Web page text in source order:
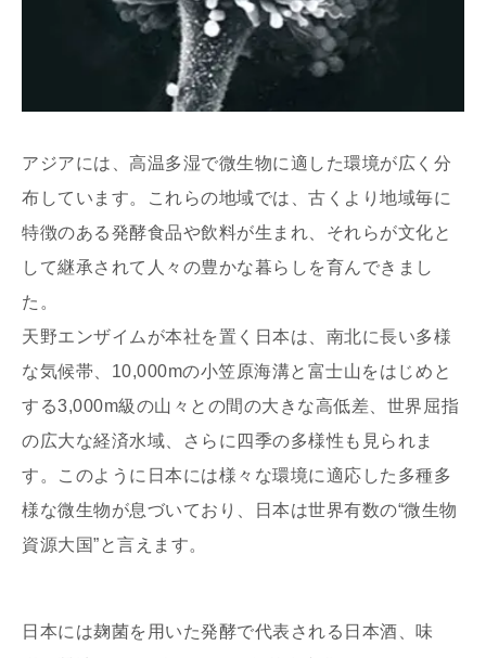
アジアには、高温多湿で微生物に適した環境が広く分
布しています。これらの地域では、古くより地域毎に
特徴のある発酵食品や飲料が生まれ、それらが文化と
して継承されて人々の豊かな暮らしを育んできまし
た。
天野エンザイムが本社を置く日本は、南北に長い多様
な気候帯、10,000mの小笠原海溝と富士山をはじめと
する3,000m級の山々との間の大きな高低差、世界屈指
の広大な経済水域、さらに四季の多様性も見られま
す。このように日本には様々な環境に適応した多種多
様な微生物が息づいており、日本は世界有数の“微生物
資源大国”と言えます。
日本には麹菌を用いた発酵で代表される日本酒、味